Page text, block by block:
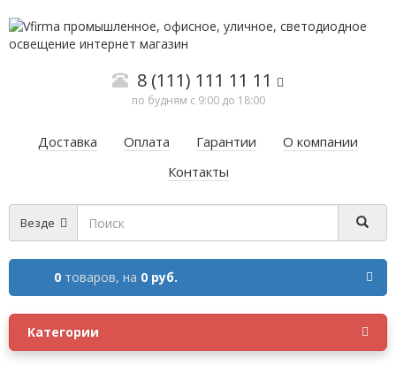
8 (111) 111 11 11
по будням с 9:00 до 18:00
Доставка Оплата Гарантии
О компании
Контакты
Везде
0 товаров, на 0 руб.
Категории